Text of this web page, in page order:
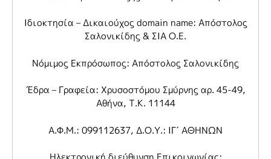
Ιδιοκτησία – Δικαιούχος domain name: Απόστολος
Σαλονικίδης & ΣΙΑ Ο.Ε.
Νόμιμος Εκπρόσωπος: Απόστολος Σαλονικίδης
Έδρα – Γραφεία: Χρυσοστόμου Σμύρνης αρ. 45-49,
Αθήνα, Τ.Κ. 11144
Α.Φ.Μ.: 099112637, Δ.Ο.Υ.: ΙΓ΄ ΑΘΗΝΩΝ